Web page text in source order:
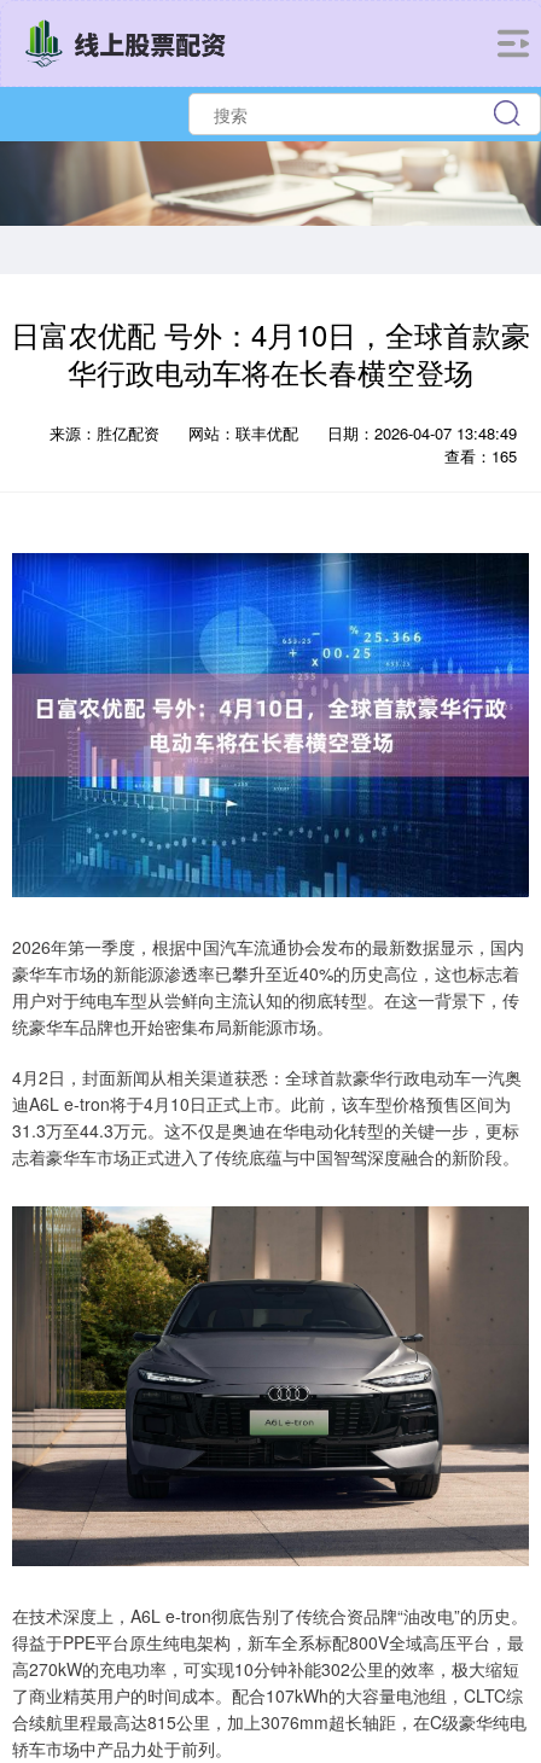
日富农优配 号外：4月10日，全球首款豪
华行政电动车将在长春横空登场
来源：胜亿配资 网站：联丰优配
日期：2026-04-07 13:48:49
查看：165
2026年第一季度，根据中国汽车流通协会发布的最新数据显示，国内
豪华车市场的新能源渗透率已攀升至近40%的历史高位，这也标志着
用户对于纯电车型从尝鲜向主流认知的彻底转型。在这一背景下，传
统豪华车品牌也开始密集布局新能源市场。
4月2日，封面新闻从相关渠道获悉：全球首款豪华行政电动车一汽奥
迪A6L e-tron将于4月10日正式上市。此前，该车型价格预售区间为
31.3万至44.3万元。这不仅是奥迪在华电动化转型的关键一步，更标
志着豪华车市场正式进入了传统底蕴与中国智驾深度融合的新阶段。
在技术深度上，A6L e-tron彻底告别了传统合资品牌“油改电”的历史。
得益于PPE平台原生纯电架构，新车全系标配800V全域高压平台，最
高270kW的充电功率，可实现10分钟补能302公里的效率，极大缩短
了商业精英用户的时间成本。配合107kWh的大容量电池组，CLTC综
合续航里程最高达815公里，加上3076mm超长轴距，在C级豪华纯电
轿车市场中产品力处于前列。